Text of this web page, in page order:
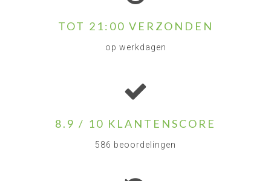
TOT 21:00 VERZONDEN
op werkdagen
8.9 / 10 KLANTENSCORE
586 beoordelingen